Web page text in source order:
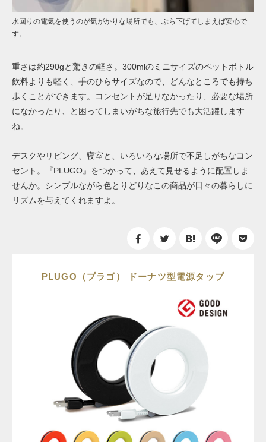
水回りの電気を使うのが気がかりな場所でも、ぶら下げてしまえば安心で
す。
重さは約290gと驚きの軽さ。300mlのミニサイズのペットボトル
飲料よりも軽く、手のひらサイズなので、どんなところでも持ち
歩くことができます。コンセントが足りなかったり、必要な場所
になかったり、と困ってしまいがちな旅行先でも大活躍します
ね。
デスクやリビング、寝室と、いろいろな場所で不足しがちなコン
セント。『PLUGO』をつかって、あえて見せるように配置しま
せんか。シンプルながら色とりどりなこの商品が日々の暮らしに
リズムを与えてくれますよ。
PLUGO（プラゴ） ドーナツ型電源タップ